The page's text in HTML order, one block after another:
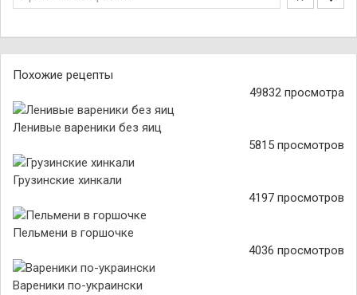
Похожие рецепты
49832 просмотра
Ленивые вареники без яиц
5815 просмотров
Грузинские хинкали
4197 просмотров
Пельмени в горшочке
4036 просмотров
Вареники по-украински